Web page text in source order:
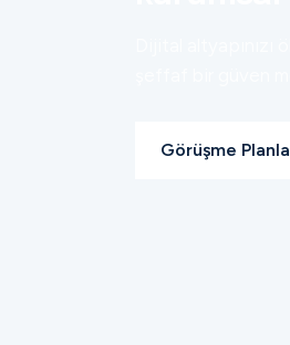
Görüşme Planla